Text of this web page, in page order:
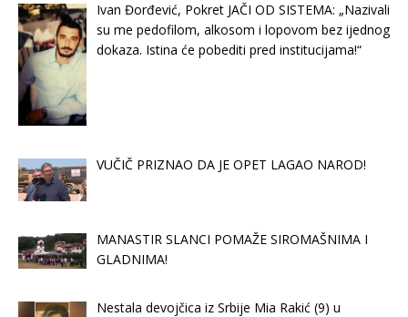
Ivan Đorđević, Pokret JAČI OD SISTEMA: „Nazivali
su me pedofilom, alkosom i lopovom bez ijednog
dokaza. Istina će pobediti pred institucijama!“
VUČIČ PRIZNAO DA JE OPET LAGAO NAROD!
MANASTIR SLANCI POMAŽE SIROMAŠNIMA I
GLADNIMA!
Nestala devojčica iz Srbije Mia Rakić (9) u